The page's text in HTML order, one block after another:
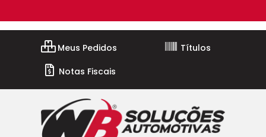
Meus Pedidos
Títulos
Notas Fiscais